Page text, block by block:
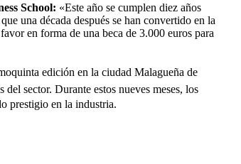
School: «Este año se cumplen diez años
una década después se han convertido en la
en forma de una beca de 3.000 euros para
edición en la ciudad Malagueña de
del sector. Durante estos nueves meses, los
prestigio en la industria.